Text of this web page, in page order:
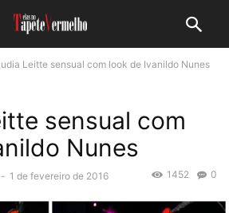
Leitte sensual com look de Ivanildo Nunes
sensual com
Nunes
- 1 de fevereiro de 2016 0
1452